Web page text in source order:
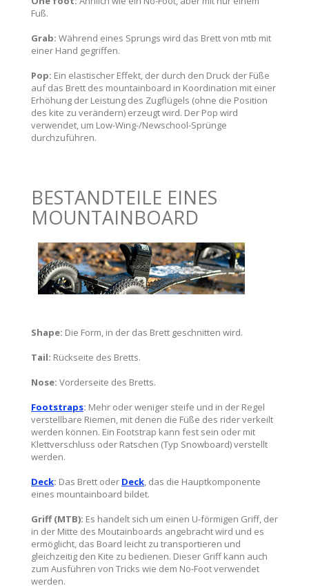
Fuß.
Grab: Während eines Sprungs wird das Brett von mtb mit
einer Hand gegriffen.
Pop: Ein elastischer Effekt, der durch den Druck der Füße
auf das Brett des mountainboard in Koordination mit einer
Erhöhung der Leistung des Zugflügels (ohne die Position
des kite zu verändern) erzeugt wird. Der Pop wird
verwendet, um Low-Wing-/Newschool-Sprünge
durchzuführen.
BESTANDTEILE EINES
MOUNTAINBOARD
Shape: Die Form, in der das Brett geschnitten wird.
Tail: Rückseite des Bretts.
Nose: Vorderseite des Bretts.
Footstraps: Mehr oder weniger steife und in der Regel
verstellbare Riemen, mit denen die Füße des rider verkeilt
werden können. Ein Footstrap kann fest sein oder mit
Klettverschluss oder Ratschen (Typ Snowboard) verstellt
werden.
Deck: Das Brett oder Deck, das die Hauptkomponente
eines mountainboard bildet.
Griff (MTB): Es handelt sich um einen U-förmigen Griff, der
in der Mitte des Moutainboards angebracht wird und es
ermöglicht, das Board leicht zu transportieren und
gleichzeitig den Kite zu bedienen. Dieser Griff kann auch
zum Ausführen von Tricks wie dem No-Foot verwendet
werden.